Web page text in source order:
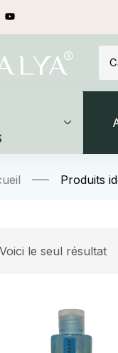
Produits
Voici le seul résultat